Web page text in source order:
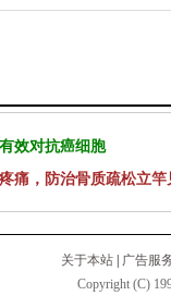
效对抗癌细胞
痛，防治骨质疏松立竿
关于本站
广告服
Copyright (C)